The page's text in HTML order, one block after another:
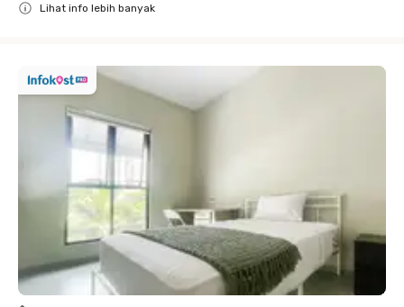
Lihat info lebih banyak